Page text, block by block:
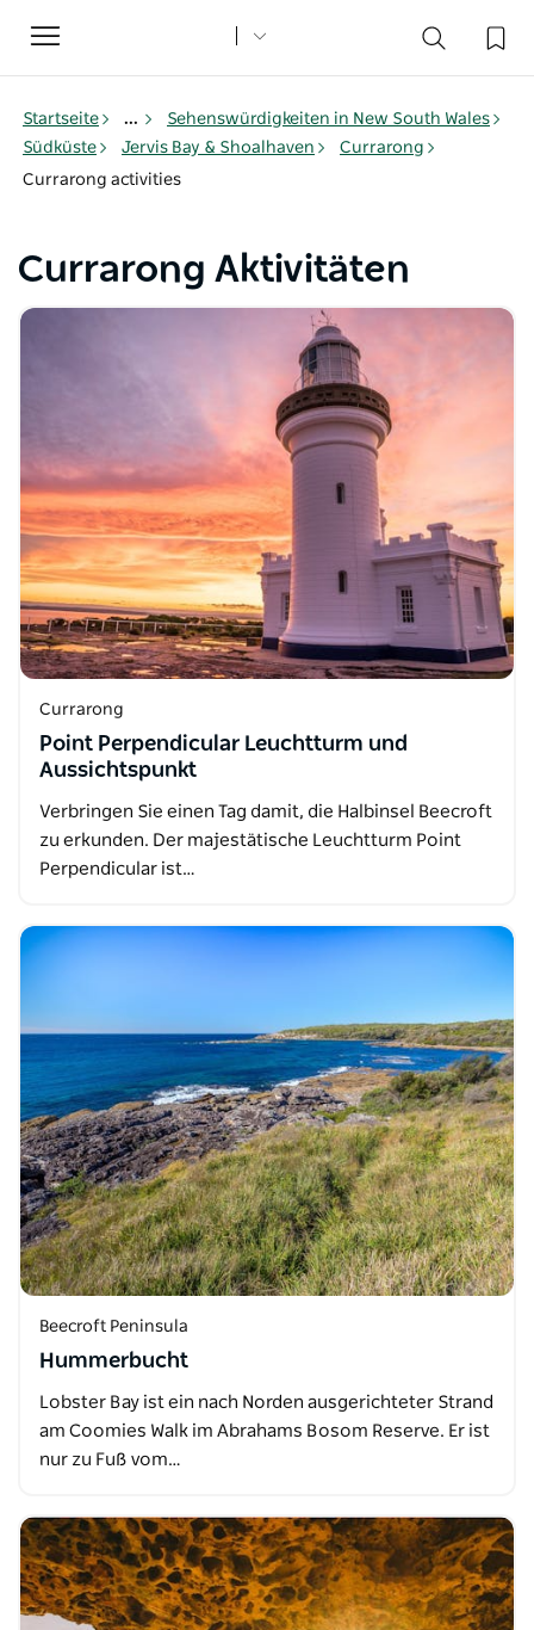
Toggle
navigation
Startseite ...
Sehenswürdigkeiten in New South Wales
Südküste
Jervis Bay & Shoalhaven
Currarong
Currarong activities
Currarong Aktivitäten
Currarong
Point Perpendicular Leuchtturm und
Aussichtspunkt
Verbringen Sie einen Tag damit, die Halbinsel Beecroft
zu erkunden. Der majestätische Leuchtturm Point
Perpendicular ist…
Beecroft Peninsula
Hummerbucht
Lobster Bay ist ein nach Norden ausgerichteter Strand
am Coomies Walk im Abrahams Bosom Reserve. Er ist
nur zu Fuß vom…